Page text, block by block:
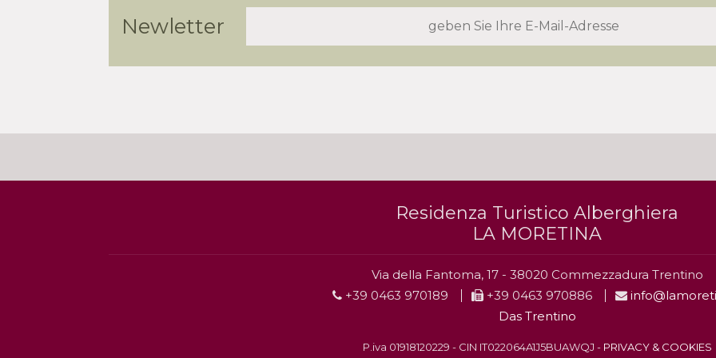
Newletter
Residenza Turistico Alberghiera
LA MORETINA
Via della Fantoma, 17 - 38020 Commezzadura Trentino
+39 0463 970189
+39 0463 970886
Das Trentino
P.iva 01918120229 - CIN IT022064A1J5BUAWQJ - PRIVACY & COOKIES